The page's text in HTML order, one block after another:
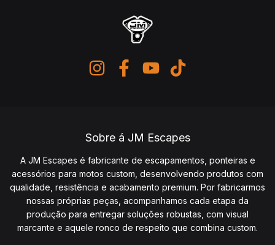
Sobre á JM Escapes
A JM Escapes é fabricante de escapamentos, ponteiras e
acessórios para motos custom, desenvolvendo produtos com
qualidade, resistência e acabamento premium. Por fabricarmos
nossas próprias peças, acompanhamos cada etapa da
produção para entregar soluções robustas, com visual
marcante e aquele ronco de respeito que combina custom.